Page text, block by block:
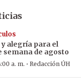
alegría para el
semana de agosto
a. m. · Redacción ÚH